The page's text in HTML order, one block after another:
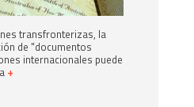
transfronterizas, la
de "documentos
internacionales puede
+